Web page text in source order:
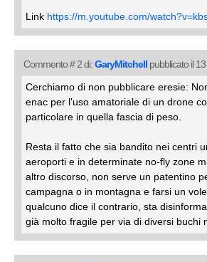
Link https://m.youtube.com/
Commento # 2 di:GaryMitchell pubblicato il
Cerchiamo di non pubblicare eresie:
enac per l'uso amatoriale di un drone
particolare in quella fascia di peso.
Resta il fatto che sia bandito nei centri
aeroporti e in determinate no-fly zone
altro discorso, non serve un patentino
campagna o in montagna e farsi un
qualcuno dice il contrario, sta
già molto fragile per via di diversi buchi